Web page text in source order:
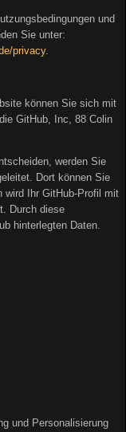
und
Sie unter:
privacy.
können Sie sich mit
GitHub, Inc, 88 Colin
werden Sie
Dort können Sie
wird Ihr GitHub-Profil mit
Durch diese
hinterlegten Daten.
und Personalisierung